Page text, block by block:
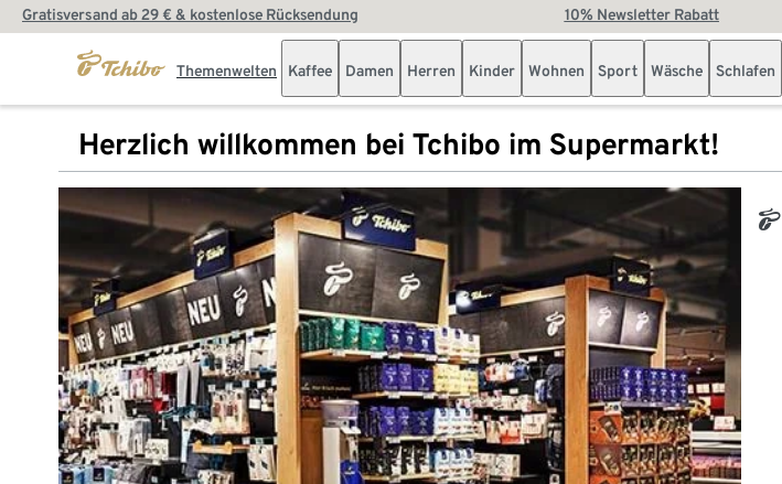
Gratisversand ab 29 € & kostenlose Rücksendung 10% Newsletter Rabatt
Themenwelten Kaffee Damen Herren Kinder Wohnen Sport Wäsche Schlafen
Herzlich willkommen bei Tchibo im Supermarkt!
tchibo_logo